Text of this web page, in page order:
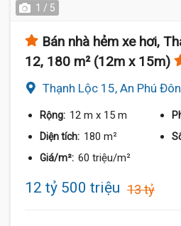
1 / 5
Bán nhà hẻm xe hơi,
12, 180 m² (12m x 15m)
Thạnh Lộc 15, An Phú
Rộng: 12 m x 15 m
Diện tích: 180 m²
Giá/m²: 60 triệu/m²
12 tỷ 500 triệu 13 tỷ